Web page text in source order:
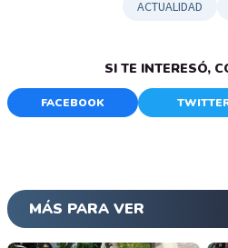
ACTUALIDAD
SI TE INTERESÓ,
FACEBOOK
MÁS PARA VER